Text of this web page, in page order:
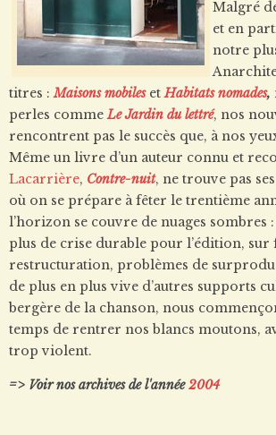
Malgré
et en
notre
titres :Maisons mobilesetHabitats nomades,
perles commeLe Jardin du lettré, nos
rencontrent pas le succès que, à nos
Même un livre d’un auteur connu et
Lacarrière, Contre-nuit, ne trouve pas
où on se prépare à fêter le trentième
l’horizon se couvre de nuages sombres
plus de crise durable pour l’édition, sur
restructuration, problèmes de
de plus en plus vive d’autres supports
bergère de la chanson, nous
temps de rentrer nos blancs moutons,
trop violent.
=> Voir nos archives de l'année2004